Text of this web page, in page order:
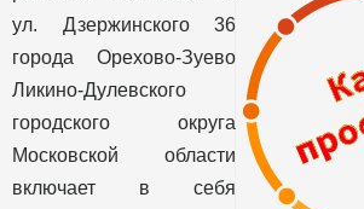
ул. Дзержинского 36
города Орехово-Зуево
Ликино-Дулевского
городского округа
Московской области
включает в себя